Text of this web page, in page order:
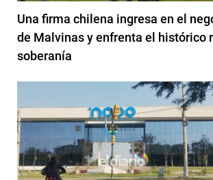
Una firma chilena ingresa en el
de Malvinas y enfrenta el histórico
soberanía